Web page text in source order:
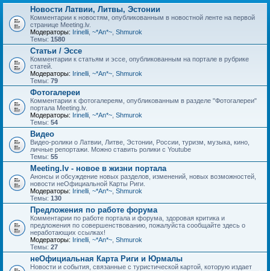
Новости Латвии, Литвы, Эстонии
Комментарии к новостям, опубликованным в новостной ленте на первой
странице Meeting.lv.
Модераторы: Irinelli ~*An*~ Shmurok
Темы: 1580
Статьи / Эссе
Комментарии к статьям и эссе, опубликованным на портале в рубрике
статей.
Модераторы: Irinelli ~*An*~ Shmurok
Темы: 79
Фотогалереи
Комментарии к фотогалереям, опубликованным в разделе "Фотогалереи"
портала Meeting.lv.
Модераторы: Irinelli ~*An*~ Shmurok
Темы: 54
Видео
Видео-ролики о Латвии, Литве, Эстонии, России, туризм, музыка, кино,
личные репортажи. Можно ставить ролики с Youtube
Темы: 55
Meeting.lv - новое в жизни портала
Анонсы и обсуждение новых разделов, изменений, новых возможностей,
новости неОфициальной Карты Риги.
Модераторы: Irinelli ~*An*~ Shmurok
Темы: 130
Предложения по работе форума
Комментарии по работе портала и форума, здоровая критика и
предложения по совершенствованию, пожалуйста сообщайте здесь о
неработающих ссылках!
Модераторы: Irinelli ~*An*~ Shmurok
Темы: 27
неОфициальная Карта Риги и Юрмалы
Новости и события, связанные с туристической картой, которую издает